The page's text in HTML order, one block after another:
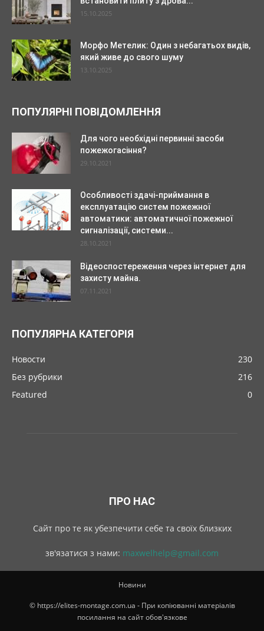
15.10.2025
Морфо Метелик: Один з небагатьох видів,
який живе до свого шуму
13.10.2025
ПОПУЛЯРНІ ПОВІДОМЛЕННЯ
Для чого необхідні первинні засоби
пожежогасіння?
29.10.2021
Особливості здачі-приймання в
експлуатацію систем пожежної
автоматики: автоматичної пожежної
сигналізації, системи...
28.10.2021
Відеоспостереження через інтернет для
захисту майна.
07.11.2021
ПОПУЛЯРНА КАТЕГОРІЯ
Новости
230
Без рубрики
216
Featured
0
ПРО НАС
Cайт про те як убезпечити себе та своїх близких
зв'язатися з нами: maxwelhelp@gmail.com
Новини
© https://elites-montage.com.ua - При копіюванні матеріалів
посилання на сайт обов'язкове